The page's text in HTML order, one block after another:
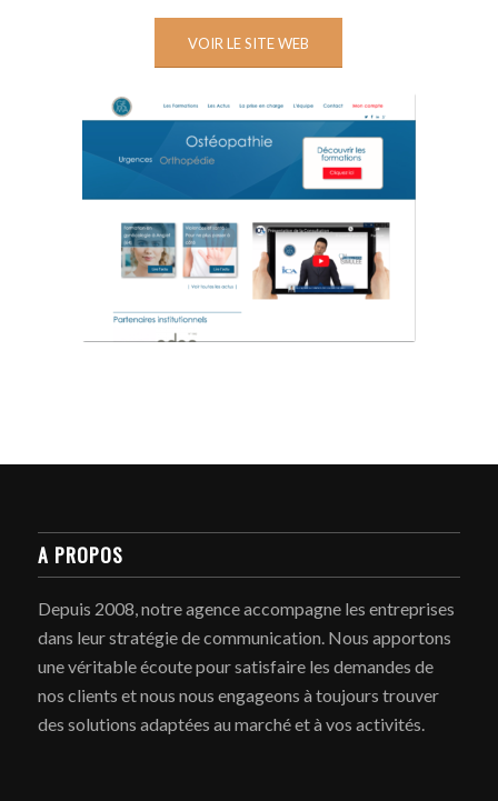
VOIR LE SITE WEB
A PROPOS
Depuis 2008, notre agence accompagne les entreprises
dans leur stratégie de communication. Nous apportons
une véritable écoute pour satisfaire les demandes de
nos clients et nous nous engageons à toujours trouver
des solutions adaptées au marché et à vos activités.